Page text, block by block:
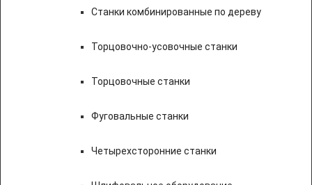
Станки комбинированные по дереву
Торцовочно-усовочные станки
Торцовочные станки
Фуговальные станки
Четырехсторонние станки